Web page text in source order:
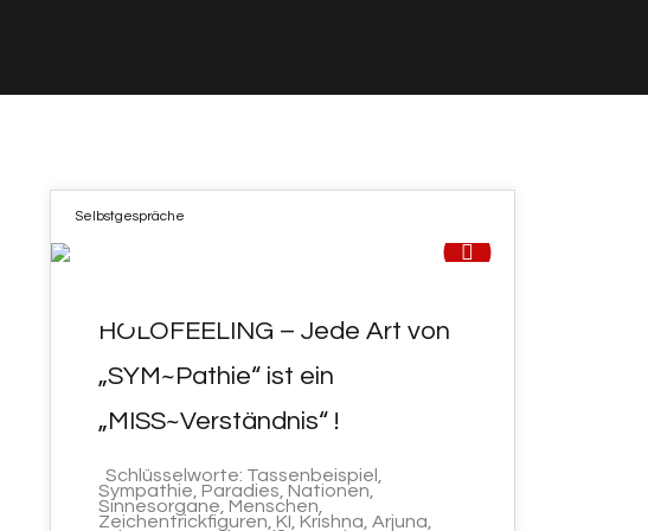
Selbstgespräche
26
MAI 2021
HOLOFEELING – Jede Art von
„SYM~Pathie“ ist ein
„MISS~Verständnis“ !
Schlüsselworte: Tassenbeispiel,
Sympathie, Paradies, Nationen,
Sinnesorgane, Menschen,
Zeichentrickfiguren, KI, Krishna, Arjuna,